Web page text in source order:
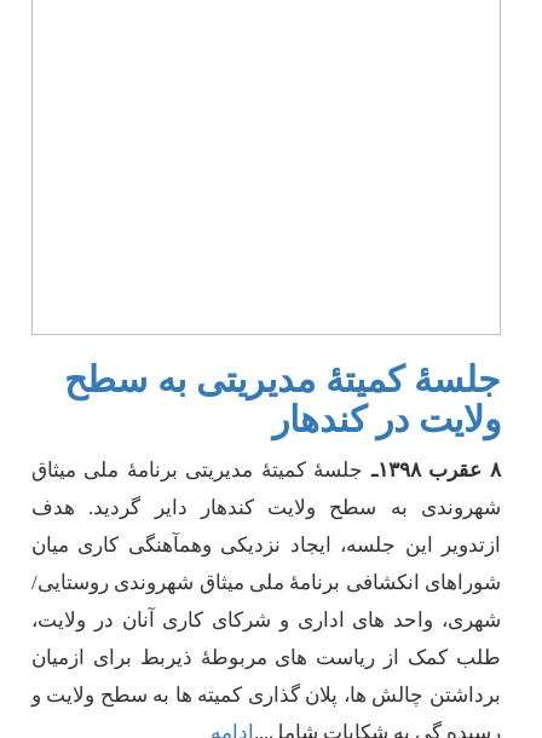
جلسۀ کمیتۀ مدیریتی به سطح
ولایت در کندهار
عقرب۱۳۹۸ـ
جلسۀ کمیتۀ مدیریتی برنامۀ ملی میثاق
شهروندی به سطح ولایت کندهار دایر گردید. هدف
ازتدویر این جلسه، ایجاد نزدیکی وهمآهنگی
کاری میان
شوراهای انکشافی برنامۀ ملی میثاق شهروندی روستایی/
شهری، واحد های اداری و شرکای کاری آنان در ولایت،
طلب کمک از ریاست های مربوطۀ ذیربط برای ازمیان
برداشتن چالش ها، پلان گذاری کمیته ها به سطح ولایت و
رسیده گی به شکایات شامل... ادامه